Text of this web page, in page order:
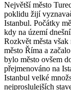
Největší město
poklidu žijí
Istanbul. Počátky
kdy na území
Rozkvět města
město Říma a
bylo město ovšem
přejmenováno na
Istanbul velké
nejproslulejších